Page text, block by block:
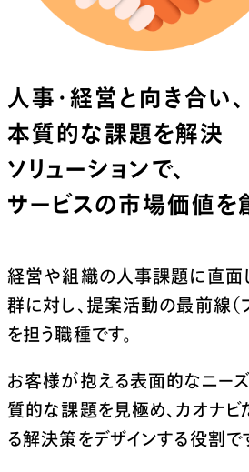
人事・経営と向き合い、
本質的な課題を解決
ソリューションで、
サービスの市場価値を
経営や組織の人事課題に直面
群に対し、 提案活動の最前線（
を担う職種です。
お客様が抱える表面的なニー
質的な課題を見極め、 カオナビ
る解決策をデザインする役割で